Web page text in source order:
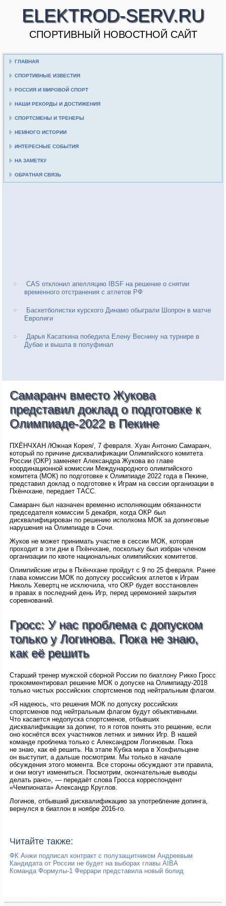
ELEKTROD-SERV.RU
CПОРТИВНЫЙ НОВОСТНОЙ САЙТ
ГЛАВНАЯ
СПОРТИВНЫЕ ИЗВЕСТИЯ
РОССИЯ И МИРОВОЙ СПОРТ
НАШИ РЕКОРДЫ И ДОСТИЖЕНИЯ
СПОРТСМЕНЫ И ТРЕНЕРЫ
НЕМНОГО ИСТОРИИ
ИНТЕРЕСНЫЕ СОБЫТИЯ
НА ЗАМЕТКУ
ОБРАТНАЯ СВЯЗЬ
CAS отклонил апелляцию IBSF на решение о снятии
временного отстранения с атлетов РФ
Баскетболистки курского Динамо обыграли Шопрон в матче
Евролиги
Дарья Касаткина победила Елену Веснину на турнире в
Дубае и вышла в полуфинал
Самаранч вместо Жукова
представил доклад о подготовке к
Олимпиаде-2022 в Пекине
ПХЁНЧХАН /Южная Корея/, 7 февраля. Хуан Антонио Самаранч,
который по причине дисквалификации Олимпийского комитета
России (ОКР) заменяет Александра Жукова во главе
координационной комиссии Международного олимпийского
комитета (МОК) по подготовке к Олимпиаде 2022 года в Пекине,
представил доклад о подготовке к Играм на сессии организации в
Пхёнчхане, передает ТАСС.
Самаранч был назначен временно исполняющим обязанности
председателя комиссии 5 декабря, когда ОКР был
дисквалифицирован по решению исполкома МОК за допинговые
нарушения на Олимпиаде в Сочи.
Жуков не может принимать участие в сессии МОК, которая
проходит в эти дни в Пхёнчхане, поскольку был избран членом
организации по квоте национальных олимпийских комитетов.
Олимпийские игры в Пхёнчхане пройдут с 9 по 25 февраля. Ранее
глава комиссии МОК по допуску российских атлетов к Играм
Николь Хевертц не исключила, что ОКР будет восстановлен
в правах в последний день Игр, перед церемонией закрытия
соревнований.
Гросс: У нас проблема с допуском
только у Логинова. Пока не знаю,
как её решить
Старший тренер мужской сборной России по биатлону Рикко Гросс
прокомментировал решение МОК о допуске на Олимпиаду-2018
только чистых российских спортсменов под нейтральным флагом.
«Я надеюсь, что решения МОК по допуску российских
спортсменов под нейтральным флагом будут объективными.
Что касается недопуска спортсменов, отбывших
дисквалификации за допинг, то я готов понять это решение, если
оно коснётся всех участников летних и зимних Игр. В нашей
команде проблема только с Александром Логиновым. Пока
не знаю, как её решить. На этапе Кубка мира в Хохфильцене
он выступит, а дальше посмотрим. Мы только в начале
обсуждения этого момента. Все стороны обсуждают эти правила,
и они могут измениться. Посмотрим, окончательные выводы
делать рано», — передаёт слова Гросса корреспондент
«Чемпионата» Александр Круглов.
Логинов, отбывший дисквалификацию за употребление допинга,
вернулся в биатлон в ноябре 2016-го.
Читайте также:
ФК Анжи подписал контракт с полузащитником Андреевым
Кандидата от России не будет на выборах главы AIBA
Команда Формулы-1 Феррари представила новый болид